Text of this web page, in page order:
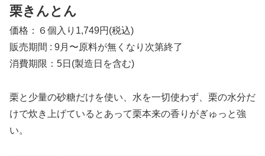
栗きんとん
価格：６個入り1,749円(税込)
販売期間 : 9月〜原料が無くなり次第終了
消費期限：5日(製造日を含む)
栗と少量の砂糖だけを使い、水を一切使わず、栗の水分だ
けで炊き上げているとあって栗本来の香りがぎゅっと強
い。